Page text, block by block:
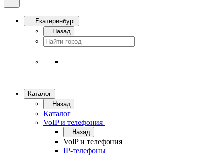
Екатеринбург
Назад
Каталог
Назад
Каталог
VoIP и телефония
Назад
VoIP и телефония
IP-телефоны